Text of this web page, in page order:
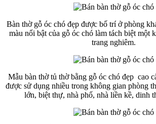
Bàn thờ gỗ óc chó đẹp được bố trí ở phòng
màu nổi bật của gỗ óc chó làm tách biệt một
trang nghiêm.
Mẫu bàn thờ tủ thờ bằng gỗ óc chó đẹp cao
được sử dụng nhiều trong không gian phòng
lớn, biệt thự, nhà phố, nhà liền kề, dinh